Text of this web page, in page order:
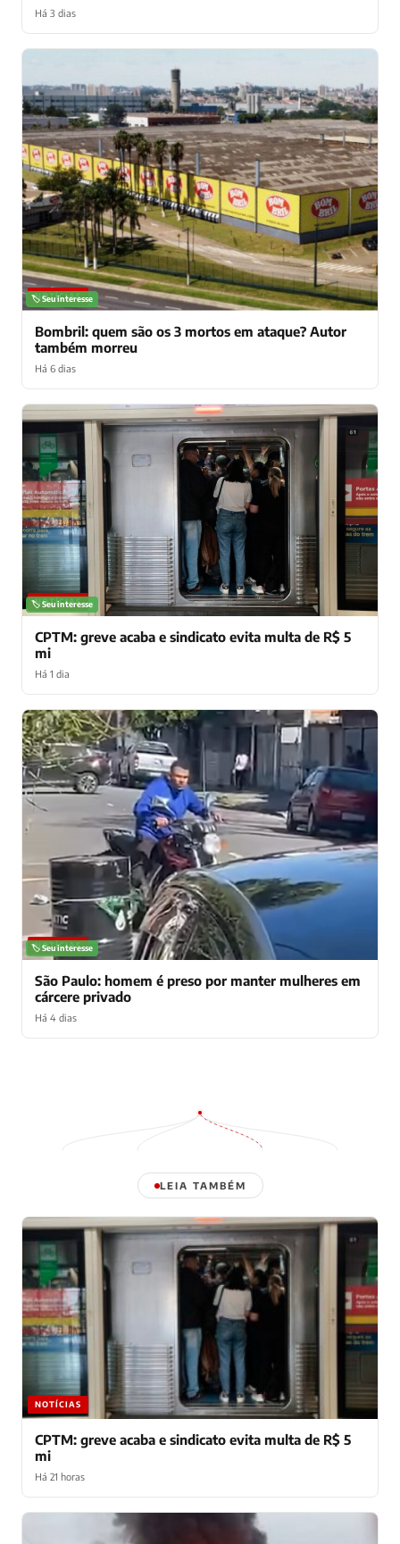
Há 3 dias
NOTÍCIAS
🏷️ Seu interesse
Bombril: quem são os 3 mortos em ataque? Autor
também morreu
Há 6 dias
NOTÍCIAS
🏷️ Seu interesse
CPTM: greve acaba e sindicato evita multa de R$ 5
mi
Há 1 dia
NOTÍCIAS
🏷️ Seu interesse
São Paulo: homem é preso por manter mulheres em
cárcere privado
Há 4 dias
LEIA TAMBÉM
NOTÍCIAS
CPTM: greve acaba e sindicato evita multa de R$ 5
mi
Há 21 horas